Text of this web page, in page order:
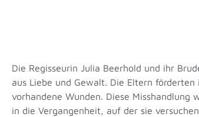
Die Regisseurin Julia Beerhold und ihr
aus Liebe und Gewalt. Die Eltern
vorhandene Wunden. Diese
in die Vergangenheit, auf der sie